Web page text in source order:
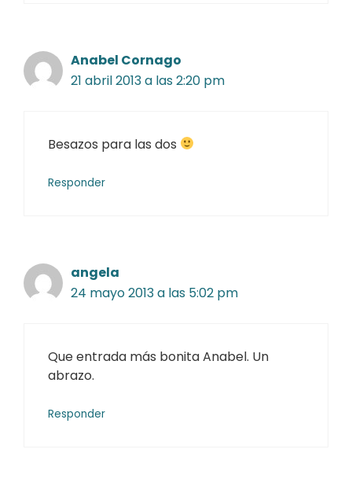
Anabel Cornago
21 abril 2013 a las 2:20 pm
Besazos para las dos
Responder
angela
24 mayo 2013 a las 5:02 pm
Que entrada más bonita Anabel. Un
abrazo.
Responder